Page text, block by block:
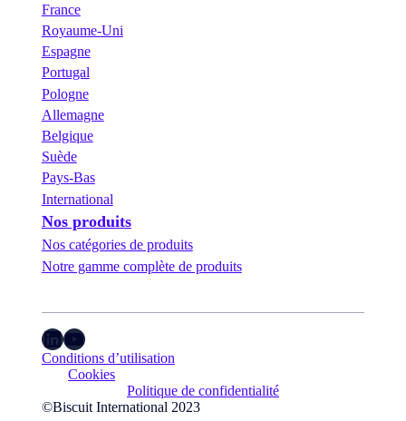
France
Royaume-Uni
Espagne
Portugal
Pologne
Allemagne
Belgique
Suède
Pays-Bas
International
Nos produits
Nos catégories de produits
Notre gamme complète de produits
LinkedIn YouTube
Conditions d’utilisation
Cookies
Politique de confidentialité
©Biscuit International 2023